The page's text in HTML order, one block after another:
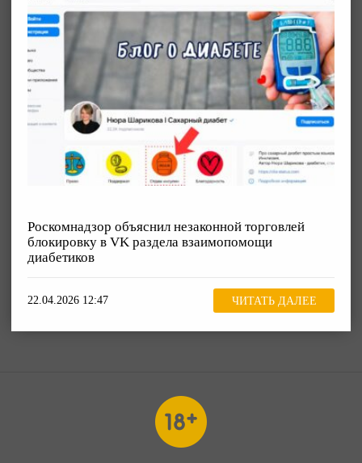
Роскомнадзор объяснил незаконной торговлей
блокировку в VK раздела взаимопомощи
диабетиков
22.04.2026 12:47 ЧИТАТЬ ДАЛЕЕ